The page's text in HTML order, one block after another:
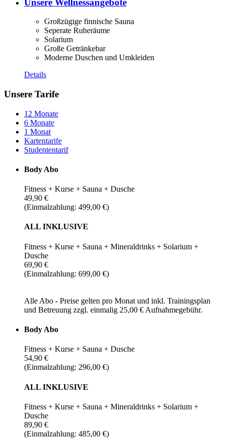
Großzügige finnische Sauna
Seperate Ruheräume
Solarium
Große Getränkebar
Moderne Duschen und Umkleiden
Details
Unsere Tarife
12 Monate
6 Monate
1 Monat
Kartentarife
Studententarif
Body Abo
Fitness + Kurse + Sauna + Dusche
49,90 €
(Einmalzahlung: 499,00 €)
ALL INKLUSIVE
Fitness + Kurse + Sauna + Mineraldrinks + Solarium +
Dusche
69,90 €
(Einmalzahlung: 699,00 €)
Alle Abo - Preise gelten pro Monat und inkl. Trainingsplan
und Betreuung zzgl. einmalig 25,00 € Aufnahmegebühr.
Body Abo
Fitness + Kurse + Sauna + Dusche
54,90 €
(Einmalzahlung: 296,00 €)
ALL INKLUSIVE
Fitness + Kurse + Sauna + Mineraldrinks + Solarium +
Dusche
89,90 €
(Einmalzahlung: 485,00 €)